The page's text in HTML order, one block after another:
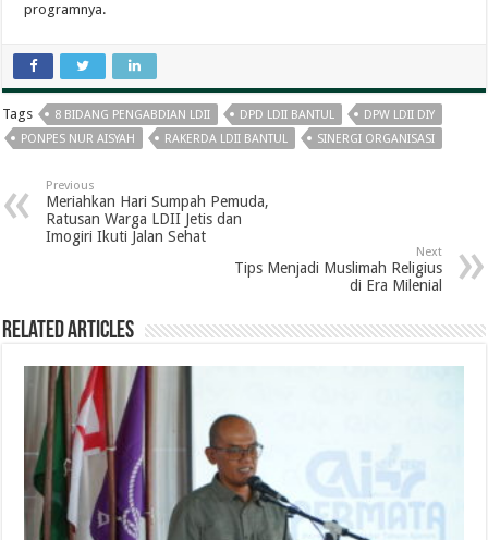
programnya.
Tags 8 BIDANG PENGABDIAN LDII DPD LDII BANTUL
DPW LDII DIY
PONPES NUR AISYAH
RAKERDA LDII BANTUL SINERGI ORGANISASI
Previous
Meriahkan Hari Sumpah Pemuda,
Ratusan Warga LDII Jetis dan
Imogiri Ikuti Jalan Sehat
Next
Tips Menjadi Muslimah Religius
di Era Milenial
Related Articles